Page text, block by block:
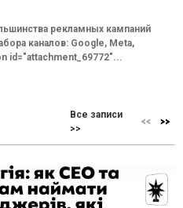
рекламных кампаний
каналов: Google, Meta,
id="attachment_69772"...
Все записи
>>